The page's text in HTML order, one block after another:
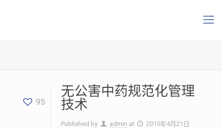
95
无公害中药规范化管理
技术
Published by admin at 2015年4月21日